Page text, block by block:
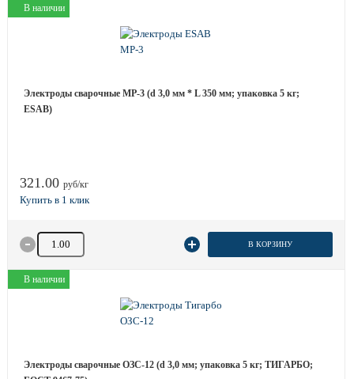
В наличии
Электроды сварочные MP-3 (d 3,0 мм * L 350 мм; упаковка 5 кг;
ESAB)
321.00 руб/кг
Количество товара В КОРЗИНУ
В наличии
Электроды сварочные ОЗС-12 (d 3,0 мм; упаковка 5 кг; ТИГАРБО;